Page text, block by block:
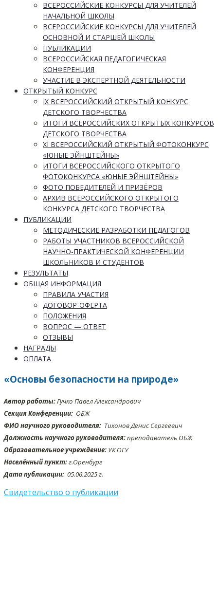
ВСЕРОССИЙСКИЕ КОНКУРСЫ ДЛЯ УЧИТЕЛЕЙ
НАЧАЛЬНОЙ ШКОЛЫ
ВСЕРОССИЙСКИЕ КОНКУРСЫ ДЛЯ УЧИТЕЛЕЙ
ОСНОВНОЙ И СТАРШЕЙ ШКОЛЫ
ПУБЛИКАЦИИ
ВСЕРОССИЙСКАЯ ПЕДАГОГИЧЕСКАЯ
КОНФЕРЕНЦИЯ
УЧАСТИЕ В ЭКСПЕРТНОЙ ДЕЯТЕЛЬНОСТИ
ОТКРЫТЫЙ КОНКУРС
IX ВСЕРОССИЙСКИЙ ОТКРЫТЫЙ КОНКУРС
ДЕТСКОГО ТВОРЧЕСТВА
ИТОГИ ВСЕРОССИЙСКИХ ОТКРЫТЫХ КОНКУРСОВ
ДЕТСКОГО ТВОРЧЕСТВА
XI ВСЕРОССИЙСКИЙ ОТКРЫТЫЙ ФОТОКОНКУРС
«ЮНЫЕ ЭЙНШТЕЙНЫ»
ИТОГИ ВСЕРОССИЙСКОГО ОТКРЫТОГО
ФОТОКОНКУРСА «ЮНЫЕ ЭЙНШТЕЙНЫ»
ФОТО ПОБЕДИТЕЛЕЙ И ПРИЗЁРОВ
АРХИВ ВСЕРОССИЙСКОГО ОТКРЫТОГО
КОНКУРСА ДЕТСКОГО ТВОРЧЕСТВА
ПУБЛИКАЦИИ
МЕТОДИЧЕСКИЕ РАЗРАБОТКИ ПЕДАГОГОВ
РАБОТЫ УЧАСТНИКОВ ВСЕРОССИЙСКОЙ
НАУЧНО-ПРАКТИЧЕСКОЙ КОНФЕРЕНЦИИ
ШКОЛЬНИКОВ И СТУДЕНТОВ
РЕЗУЛЬТАТЫ
ОБЩАЯ ИНФОРМАЦИЯ
ПРАВИЛА УЧАСТИЯ
ДОГОВОР-ОФЕРТА
ПОЛОЖЕНИЯ
ВОПРОС — ОТВЕТ
ОТЗЫВЫ
НАГРАДЫ
ОПЛАТА
«Основы безопасности на природе»
Автор работы:Гучко Павел Александрович
Секция Конференции: ОБЖ
ФИО научного руководителя: Тихонов Денис Сергеевич
Должность научного руководителя:преподаватель ОБЖ
Образовательное учреждение:УК ОГУ
Населённый пункт:г.Оренбург
Дата публикации: 05.06.2025 г.
Свидетельство о публикации